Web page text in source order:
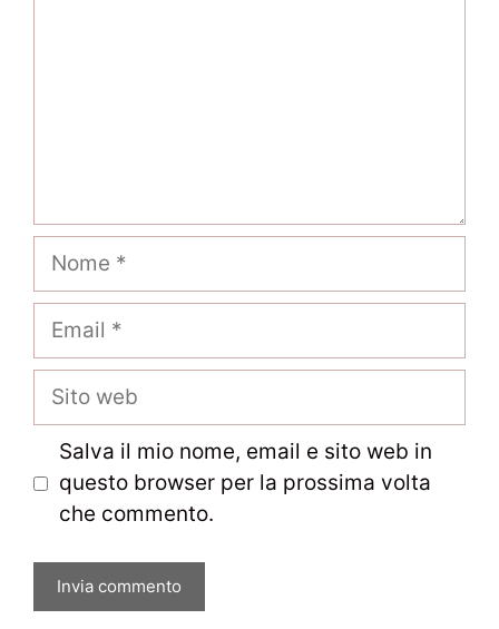
Nome
Email
Sito
Salva il mio nome, email e sito web in
questo browser per la prossima volta
che commento.